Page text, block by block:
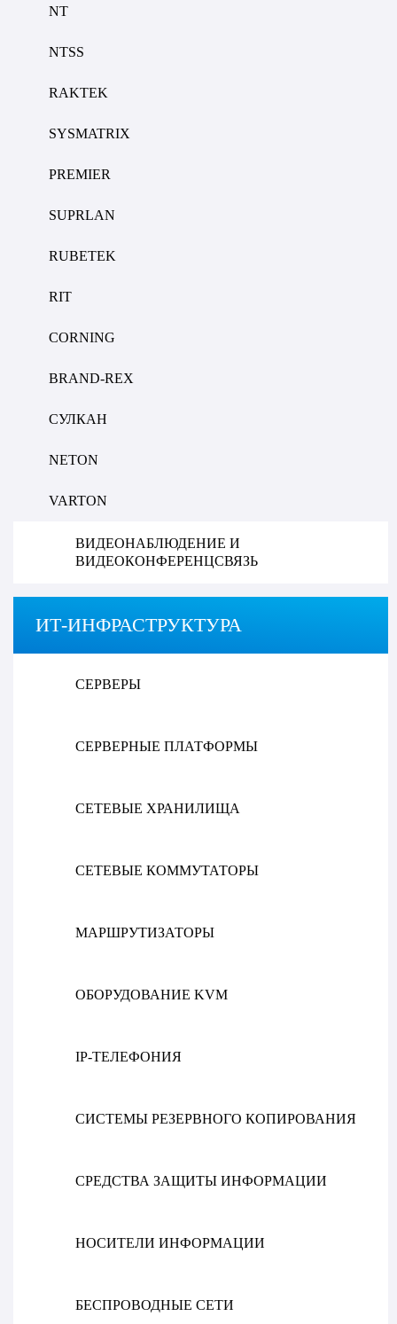
NT
NTSS
RAKTEK
SYSMATRIX
PREMIER
SUPRLAN
RUBETEK
RIT
CORNING
BRAND-REX
СУЛКАН
NETON
VARTON
ВИДЕОНАБЛЮДЕНИЕ И
ВИДЕОКОНФЕРЕНЦСВЯЗЬ
ИТ-ИНФРАСТРУКТУРА
СЕРВЕРЫ
СЕРВЕРНЫЕ ПЛАТФОРМЫ
СЕТЕВЫЕ ХРАНИЛИЩА
СЕТЕВЫЕ КОММУТАТОРЫ
МАРШРУТИЗАТОРЫ
ОБОРУДОВАНИЕ KVM
IP-ТЕЛЕФОНИЯ
СИСТЕМЫ РЕЗЕРВНОГО КОПИРОВАНИЯ
СРЕДСТВА ЗАЩИТЫ ИНФОРМАЦИИ
НОСИТЕЛИ ИНФОРМАЦИИ
БЕСПРОВОДНЫЕ СЕТИ